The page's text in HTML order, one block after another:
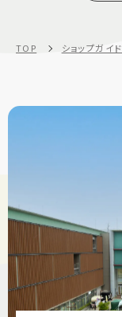
TOP ショップガイド